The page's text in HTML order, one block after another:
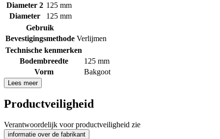
Diameter 2 125 mm
Diameter
125 mm
Gebruik
Bevestigingsmethode Verlijmen
Technische kenmerken
Bodembreedte
125 mm
Vorm
Bakgoot
Lees meer
Productveiligheid
Verantwoordelijk voor productveiligheid zie
informatie over de fabrikant